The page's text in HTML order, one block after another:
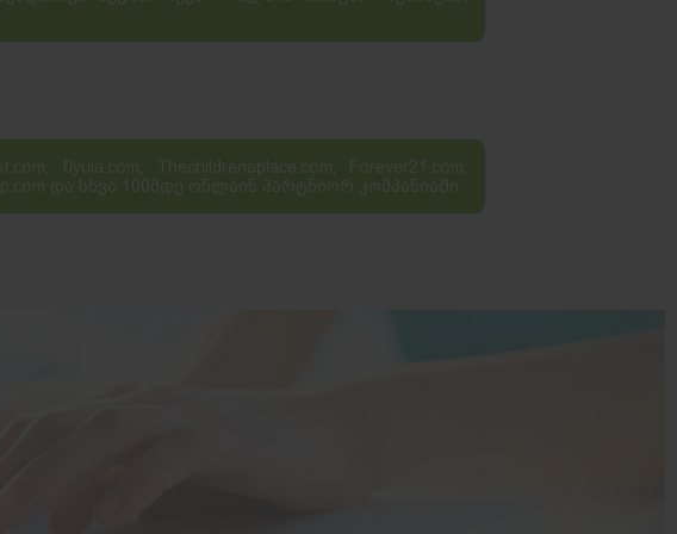
flyuia.com, Thechildrensplace.com, Forever21.com,
და სხვა 100მდე ონლაინ პარტნიორ კომპანიაში.